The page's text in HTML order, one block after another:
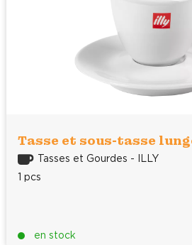
Tasse et sous-tasse
Tasses et Gourdes - ILLY
1 pcs
en stock